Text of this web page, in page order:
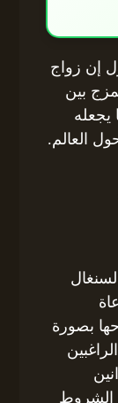
إن زواج
بين
يجعله
العالم.
بصورة
الشروط